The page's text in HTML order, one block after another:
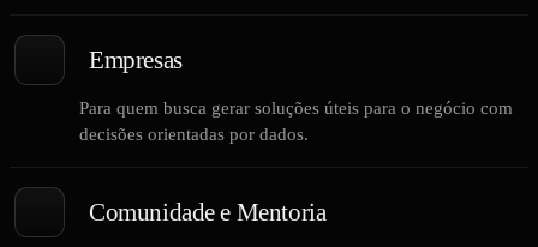
Empresas
Para quem busca gerar soluções úteis para o negócio com
decisões orientadas por dados.
Comunidade e Mentoria